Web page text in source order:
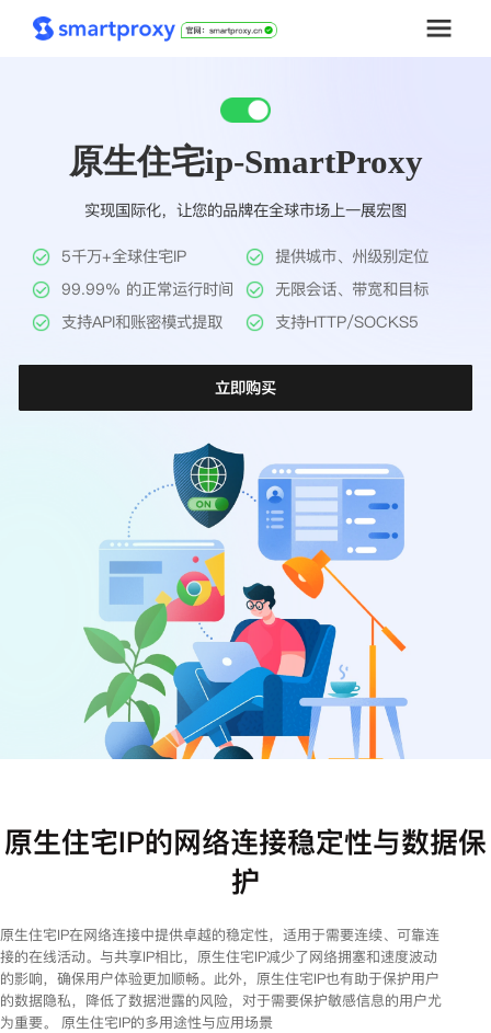
套餐购买
解决方案
工具
帮助中心
原生住宅ip-SmartProxy
实现国际化，让您的品牌在全球市场上一展宏图
5千万+全球住宅IP
提供城市、州级别定位
99.99% 的正常运行时间
无限会话、带宽和目标
支持API和账密模式提取
支持HTTP/SOCKS5
立即购买
原生住宅IP的网络连接稳定性与数据保
护
原生住宅IP在网络连接中提供卓越的稳定性，适用于需要连续、可靠连
接的在线活动。与共享IP相比，原生住宅IP减少了网络拥塞和速度波动
的影响，确保用户体验更加顺畅。此外，原生住宅IP也有助于保护用户
的数据隐私，降低了数据泄露的风险，对于需要保护敏感信息的用户尤
为重要。 原生住宅IP的多用途性与应用场景